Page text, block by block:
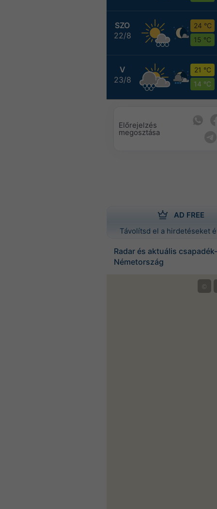
SZO
22/8
24 °C
15 °C
V
23/8
21 °C
14 °C
Előrejelzés
megosztása
AD FREE
Távolítsd el a hirdetéseket
Radar és aktuális
Németország
©